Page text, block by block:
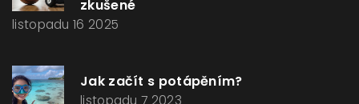
zkušené
listopadu 16 2025
Jak začít s potápěním?
listopadu 7 2023